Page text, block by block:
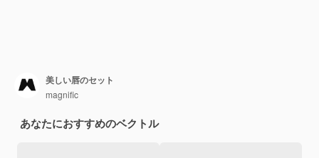
美しい唇のセット
magnific
あなたにおすすめのベクトル